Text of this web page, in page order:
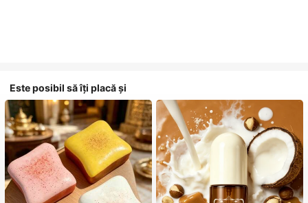
Este posibil să îți placă și